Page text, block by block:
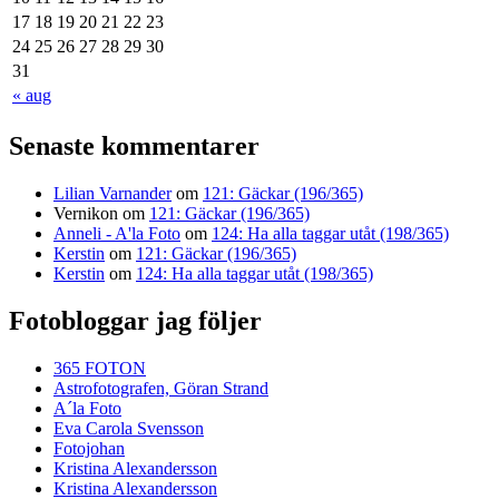
« aug
17 18 19 20 21 22 23
24 25 26 27 28 29 30
31
Senaste kommentarer
Lilian Varnanderom 121: Gäckar (196/365)
Vernikon om 121: Gäckar (196/365)
Anneli - A'la Foto om 124: Ha alla taggar utåt (198/365)
Kerstin om 121: Gäckar (196/365)
Kerstin om 124: Ha alla taggar utåt (198/365)
Fotobloggar jag följer
365 FOTON
Astrofotografen, Göran Strand
A´la Foto
Eva Carola Svensson
Fotojohan
Kristina Alexandersson
Kristina Alexandersson